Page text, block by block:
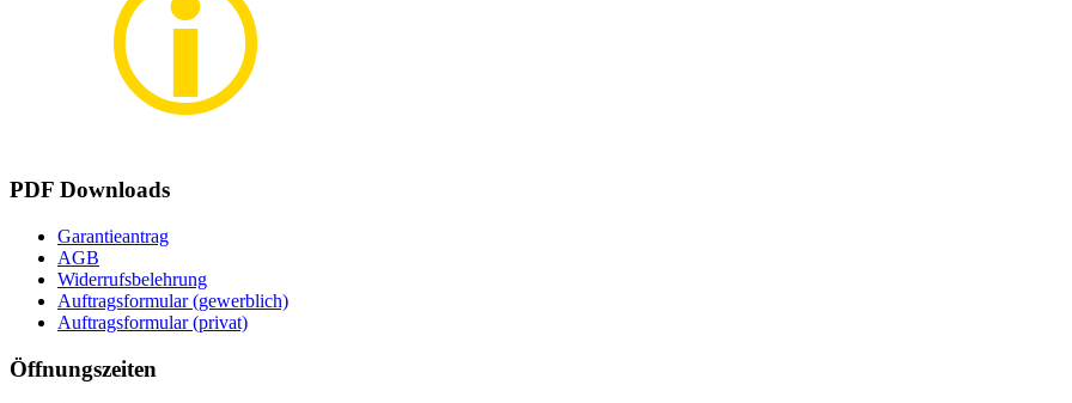
PDF Downloads
Garantieantrag
AGB
Widerrufsbelehrung
Auftragsformular (gewerblich)
Auftragsformular (privat)
Öffnungszeiten